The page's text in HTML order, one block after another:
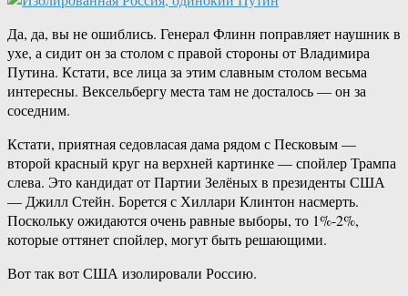
Да, да, вы не ошиблись. Генерал Флинн поправляет наушник в
ухе, а сидит он за столом с правой стороны от Владимира
Путина. Кстати, все лица за этим славным столом весьма
интересны. Вексельбергу места там не досталось — он за
соседним.
Кстати, приятная седовласая дама рядом с Песковым —
второй красный круг на верхней картинке — спойлер Трампа
слева. Это кандидат от Партии Зелёных в президенты США
— Джилл Стейн. Борется с Хиллари Клинтон насмерть.
Поскольку ожидаются очень равные выборы, то 1%-2%,
которые оттянет спойлер, могут быть решающими.
Вот так вот США изолировали Россию.